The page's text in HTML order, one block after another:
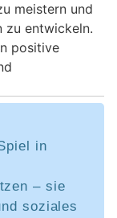
meistern und
zu entwickeln.
positive
in
– sie
soziales